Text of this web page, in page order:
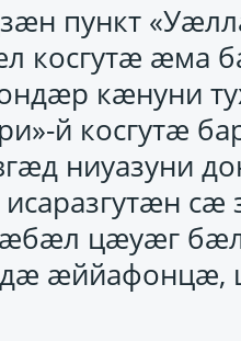
пункт
косгутæ æма
кæнуни
й косгутæ
ниуазуни
исаразгутæн
цæуæг